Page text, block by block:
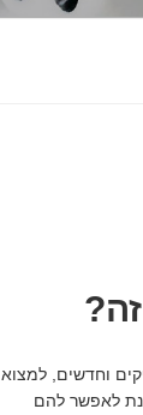
וחדשים, למצוא
לאפשר להם